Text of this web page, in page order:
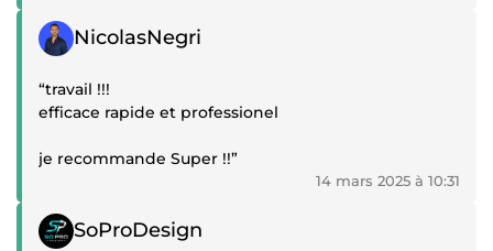
Témoignage positif
NicolasNegri
“travail !!!
efficace rapide et professionel
je recommande Super !!”
14 mars 2025 à 10:31
Témoignage positif
SoProDesign